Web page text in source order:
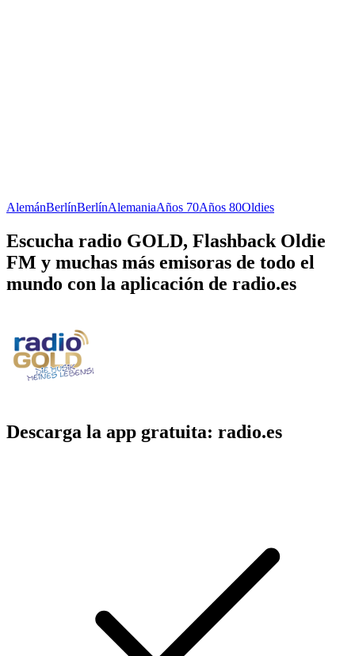
AlemánBerlínBerlínAlemaniaAños 70Años 80Oldies
Escucha radio GOLD, Flashback Oldie
FM y muchas más emisoras de todo el
mundo con la aplicación de radio.es
Descarga la app gratuita: radio.es